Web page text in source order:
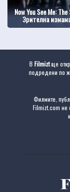
Now You See Me:
Зрителна
В Filmiztще
подредени по
Филмите,
Filmizt.com не